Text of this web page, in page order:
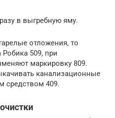
в выгребную яму.
отложения, то
509, при
маркировку 809.
канализационные
средством 409.